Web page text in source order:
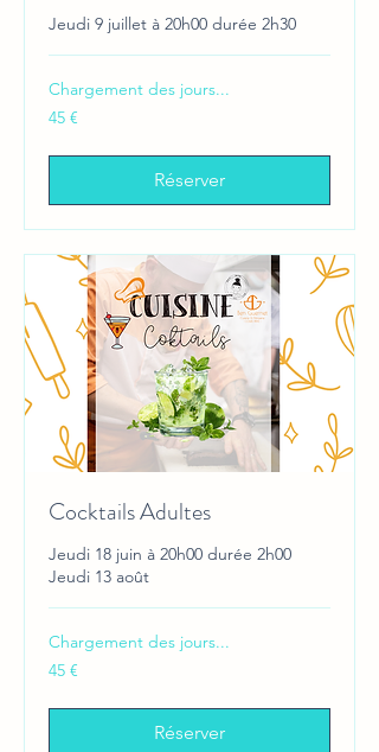
Jeudi 9 juillet à 20h00 durée 2h30
Chargement des jours...
45
euros
45 €
Réserver
Cocktails Adultes
Jeudi 18 juin à 20h00 durée 2h00
Jeudi 13 août
Chargement des jours...
45
euros
45 €
Réserver